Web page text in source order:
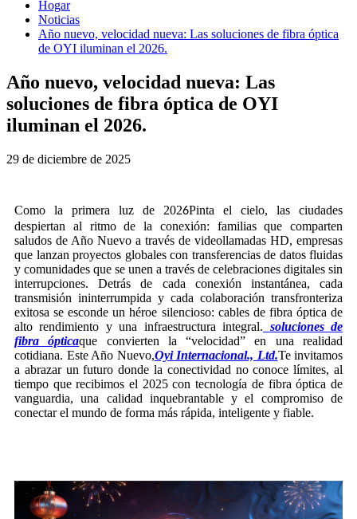
Hogar
Noticias
Año nuevo, velocidad nueva: Las soluciones de fibra óptica
de OYI iluminan el 2026.
Año nuevo, velocidad nueva: Las
soluciones de fibra óptica de OYI
iluminan el 2026.
29 de diciembre de 2025
Como la primera luz de 2026Pinta el cielo, las ciudades
despiertan al ritmo de la conexión: familias que comparten
saludos de Año Nuevo a través de videollamadas HD, empresas
que lanzan proyectos globales con transferencias de datos fluidas
y comunidades que se unen a través de celebraciones digitales sin
interrupciones. Detrás de cada conexión instantánea, cada
transmisión ininterrumpida y cada colaboración transfronteriza
exitosa se esconde un héroe silencioso: cables de fibra óptica de
alto rendimiento y una infraestructura integral. soluciones de
fibra ópticaque convierten la “velocidad” en una realidad
cotidiana. Este Año Nuevo,Oyi Internacional., Ltd.Te invitamos
a abrazar un futuro donde la conectividad no conoce límites, al
tiempo que recibimos el 2025 con tecnología de fibra óptica de
vanguardia, una calidad inquebrantable y el compromiso de
conectar el mundo de forma más rápida, inteligente y fiable.